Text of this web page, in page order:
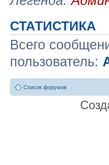
СТАТИСТИКА
Всего
пользователь:
Список форумов